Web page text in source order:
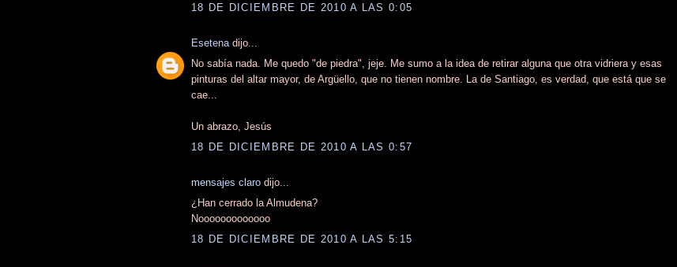
18 DE DICIEMBRE DE 2010 A LAS 0:05
Esetena dijo...
No sabía nada. Me quedo "de piedra", jeje. Me sumo a la idea de retirar alguna que otra vidriera y esas
pinturas del altar mayor, de Argüello, que no tienen nombre. La de Santiago, es verdad, que está que se
cae...
Un abrazo, Jesús
18 DE DICIEMBRE DE 2010 A LAS 0:57
mensajes claro dijo...
¿Han cerrado la Almudena?
Nooooooooooooo
18 DE DICIEMBRE DE 2010 A LAS 5:15